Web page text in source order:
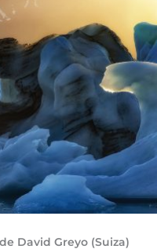
David Greyo (Suiza)